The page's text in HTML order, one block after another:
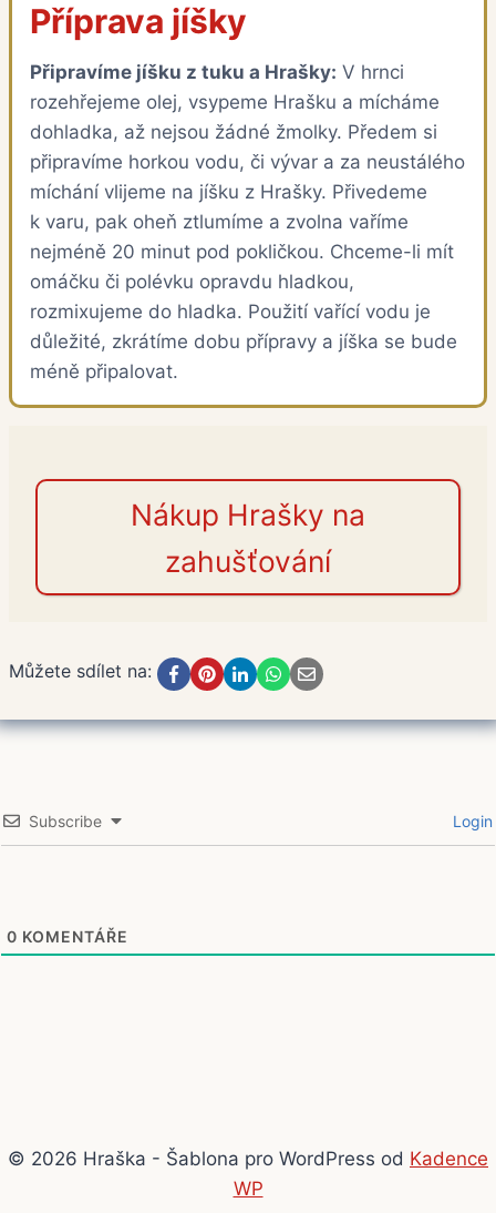
Příprava jíšky
Připravíme jíšku z tuku a Hrašky: V hrnci
rozehřejeme olej, vsypeme Hrašku a mícháme
dohladka, až nejsou žádné žmolky. Předem si
připravíme horkou vodu, či vývar a za neustálého
míchání vlijeme na jíšku z Hrašky. Přivedeme
k varu, pak oheň ztlumíme a zvolna vaříme
nejméně 20 minut pod pokličkou. Chceme-li mít
omáčku či polévku opravdu hladkou,
rozmixujeme do hladka. Použití vařící vodu je
důležité, zkrátíme dobu přípravy a jíška se bude
méně připalovat.
Nákup Hrašky na
zahušťování
Můžete sdílet na:
Subscribe Login
0 KOMENTÁŘE
© 2026 Hraška - Šablona pro WordPress od Kadence
WP